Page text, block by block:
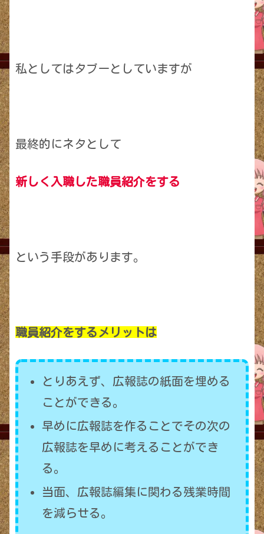
私としてはタブーとしていますが
最終的にネタとして
新しく入職した職員紹介をする
という手段があります。
職員紹介をするメリットは
とりあえず、広報誌の紙面を埋める
ことができる。
早めに広報誌を作ることでその次の
広報誌を早めに考えることができ
る。
当面、広報誌編集に関わる残業時間
を減らせる。